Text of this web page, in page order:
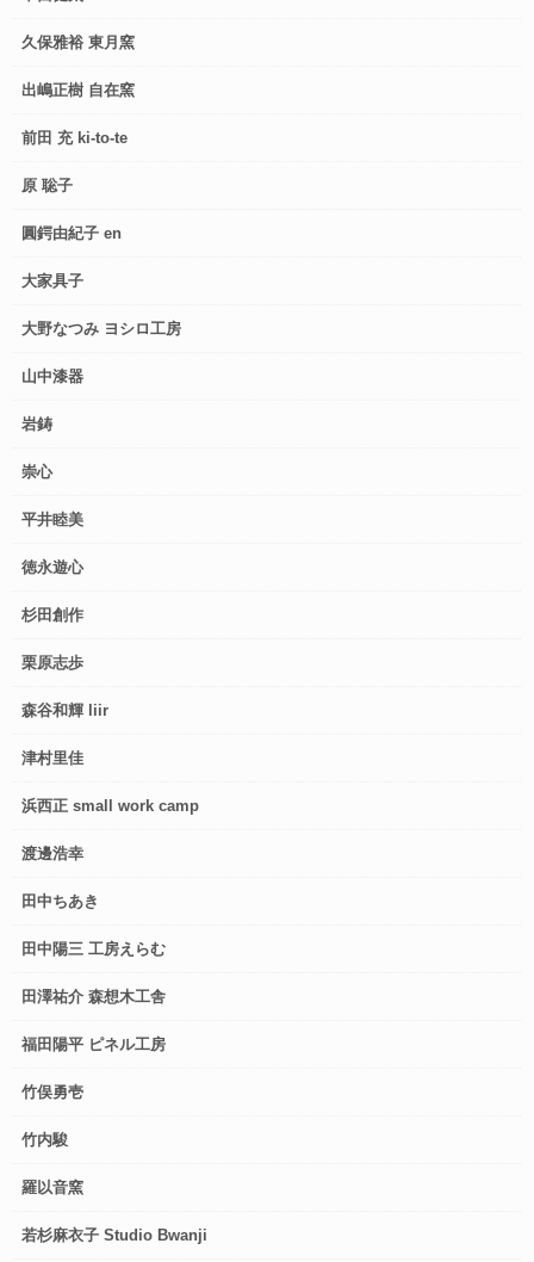
久保雅裕 東月窯
出嶋正樹 自在窯
前田 充 ki-to-te
原 聡子
圓鍔由紀子 en
大家具子
大野なつみ ヨシロ工房
山中漆器
岩鋳
崇心
平井睦美
徳永遊心
杉田創作
栗原志歩
森谷和輝 liir
津村里佳
浜西正 small work camp
渡邊浩幸
田中ちあき
田中陽三 工房えらむ
田澤祐介 森想木工舎
福田陽平 ピネル工房
竹俣勇壱
竹内駿
羅以音窯
若杉麻衣子 Studio Bwanji